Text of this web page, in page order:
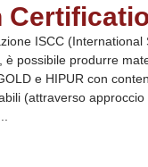
ISCC (International
è possibile produrre
e HIPUR con
(attraverso approccio